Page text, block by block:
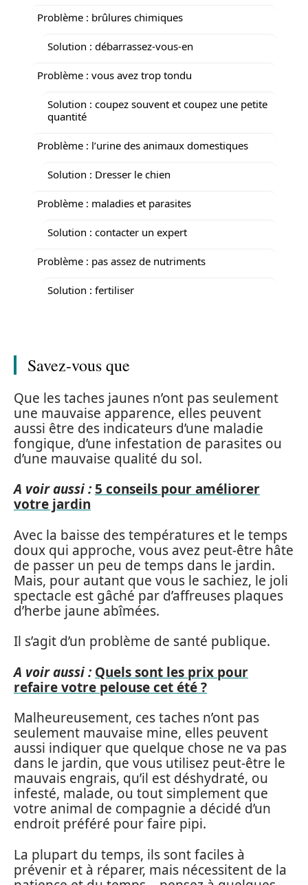
Problème : brûlures chimiques
Solution : débarrassez-vous-en
Problème : vous avez trop tondu
Solution : coupez souvent et coupez une petite
quantité
Problème : l’urine des animaux domestiques
Solution : Dresser le chien
Problème : maladies et parasites
Solution : contacter un expert
Problème : pas assez de nutriments
Solution : fertiliser
Savez-vous que
Que les taches jaunes n’ont pas seulement
une mauvaise apparence, elles peuvent
aussi être des indicateurs d’une maladie
fongique, d’une infestation de parasites ou
d’une mauvaise qualité du sol.
A voir aussi : 5 conseils pour améliorer
votre jardin
Avec la baisse des températures et le temps
doux qui approche, vous avez peut-être hâte
de passer un peu de temps dans le jardin.
Mais, pour autant que vous le sachiez, le joli
spectacle est gâché par d’affreuses plaques
d’herbe jaune abîmées.
Il s’agit d’un problème de santé publique.
A voir aussi : Quels sont les prix pour
refaire votre pelouse cet été ?
Malheureusement, ces taches n’ont pas
seulement mauvaise mine, elles peuvent
aussi indiquer que quelque chose ne va pas
dans le jardin, que vous utilisez peut-être le
mauvais engrais, qu’il est déshydraté, ou
infesté, malade, ou tout simplement que
votre animal de compagnie a décidé d’un
endroit préféré pour faire pipi.
La plupart du temps, ils sont faciles à
prévenir et à réparer, mais nécessitent de la